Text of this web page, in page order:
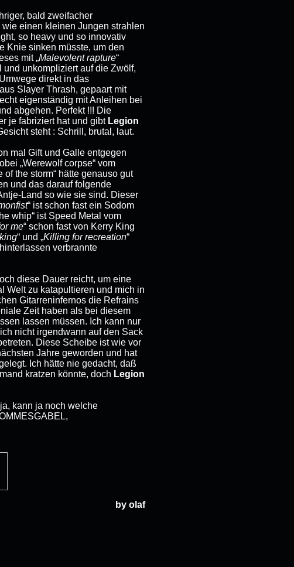
bald zweifacher
einen kleinen Jungen strahlen
so heavy und so innovativ
Knie sinken müsste, um den
mit „Malevolent rapture“
und unkompliziert auf die Zwölf,
direkt in das
Slayer Thrash, gepaart mit
eigenständig mit Anleihen bei
abgehen. Perfekt !!! Die
je fabriziert hat und gibt Legion
steht : Schrill, brutal, laut.
mal Gift und Galle entgegen
„Werewolf corpse“ vom
the storm“ hätte genauso gut
und das darauf folgende
Land so wie sie sind. Dieser
“ ist schon fast ein Sodom
whip“ ist Speed Metal vom
me“ schon fast von Kerry King
“ und „Killing for recreation“
verbrannte
diese Dauer reicht, um eine
Welt zu katapultieren und mich in
Gitarreninfernos die Refrains
Zeit haben als bei diesem
lassen müssen. Ich kann nur
nicht irgendwann auf den Sack
Diese Scheibe ist wie vor
Jahre geworden und hat
Ich hätte nie gedacht, daß
kratzen könnte, doch Legion
kann ja noch welche
by olaf